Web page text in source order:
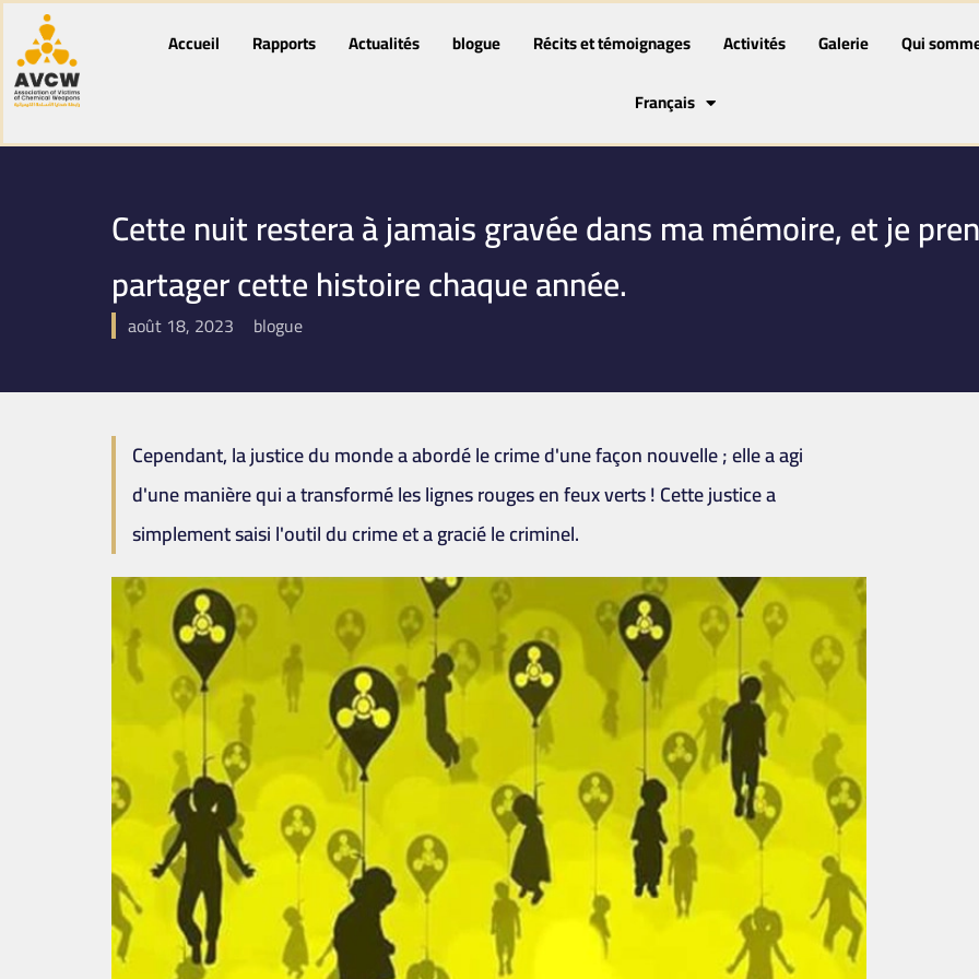
Accueil Rapports Actualités blogue Récits et témoignages Activités Galerie Qui
Français
Cette nuit restera à jamais gravée dans ma mémoire, et je
partager cette histoire chaque année.
août 18, 2023 blogue
Cependant, la justice du monde a abordé le crime d'une façon nouvelle ; elle a agi
d'une manière qui a transformé les lignes rouges en feux verts ! Cette justice a
simplement saisi l'outil du crime et a gracié le criminel.